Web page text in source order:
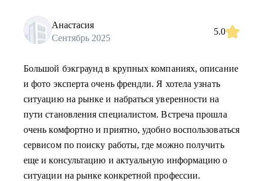
Анастасия
Сентябрь 2025
5.0
Большой бэкграунд в крупных компаниях, описание
и фото эксперта очень френдли. Я хотела узнать
ситуацию на рынке и набраться уверенности на
пути становления специалистом. Встреча прошла
очень комфортно и приятно, удобно воспользоваться
сервисом по поиску работы, где можно получить
еще и консультацию и актуальную информацию о
ситуации на рынке конкретной профессии.